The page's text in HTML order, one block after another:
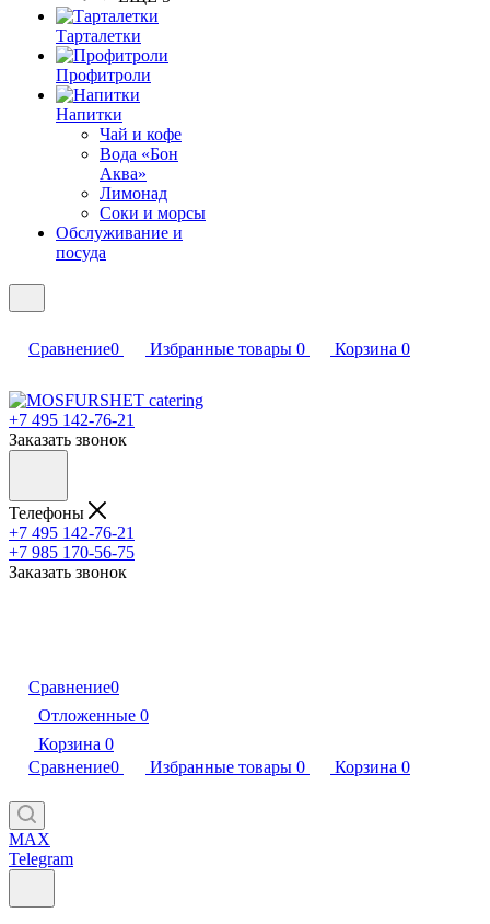
Тарталетки
Профитроли
Напитки
Чай и кофе
Вода «Бон
Аква»
Лимонад
Соки и морсы
Обслуживание и
посуда
Сравнение0 Избранные товары 0 Корзина 0
+7 495 142-76-21
Заказать звонок
Телефоны
+7 495 142-76-21
+7 985 170-56-75
Заказать звонок
Сравнение0
Отложенные 0
Корзина 0
Сравнение0 Избранные товары 0 Корзина 0
MAX
Telegram